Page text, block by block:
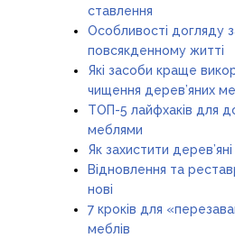
ставлення
Особливості догляду
повсякденному житті
Які засоби краще
чищення дерев’яних
ТОП-5 лайфхаків для
меблями
Як захистити
Відновлення та
нові
7 кроків для
меблів